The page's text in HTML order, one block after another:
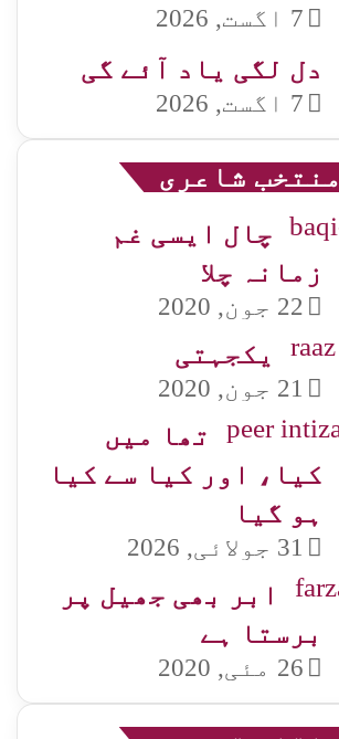
7 اگست, 2026
دل لگی یاد آئے گی
7 اگست, 2026
شاعری
چال ایسی غم
زمانہ چلا
22 جون, 2020
یکجہتی
21 جون, 2020
تھا میں
کیا، اور کیا سے کیا
ہو گیا
31 جولائی, 2026
ابر بھی جھیل پر
برستا ہے
26 مئی, 2020